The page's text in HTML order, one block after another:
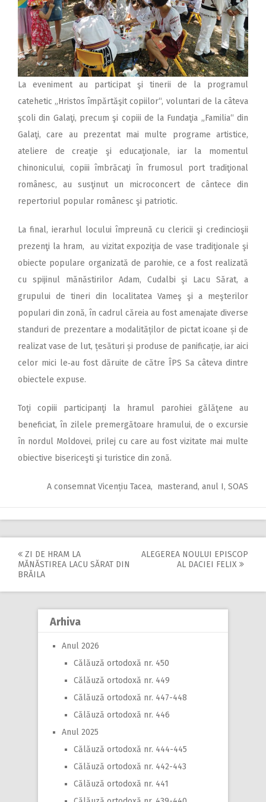
La eveniment au participat şi tinerii de la programul
catehetic „Hristos împărtăşit copiilor“, voluntari de la câteva
şcoli din Galaţi, precum şi copiii de la Fundaţia „Familia“ din
Galaţi, care au prezentat mai multe programe artistice,
ateliere de creaţie şi educaţionale, iar la momentul
chinonicului, copiii îmbrăcaţi în frumosul port tradiţional
românesc, au susţinut un microconcert de cântece din
repertoriul popular românesc şi patriotic.
La final, ierarhul locului împreună cu clericii şi credincioşii
prezenţi la hram, au vizitat expoziţia de vase tradiţionale şi
obiecte populare organizată de parohie, ce a fost realizată
cu spijinul mănăstirilor Adam, Cudalbi şi Lacu Sărat, a
grupului de tineri din localitatea Vameş şi a meşterilor
populari din zonă, în cadrul căreia au fost amenajate diverse
standuri de prezentare a modalităților de pictat icoane și de
realizat vase de lut, țesături și produse de panificație, iar aici
celor mici le‑au fost dăruite de către ÎPS Sa câteva dintre
obiectele expuse.
Toţi copiii participanţi la hramul parohiei gălăţene au
beneficiat, în zilele premergătoare hramului, de o excursie
în nordul Moldovei, prilej cu care au fost vizitate mai multe
obiective bisericeşti şi turistice din zonă.
A consemnat Vicențiu Tacea, masterand, anul I, SOAS
Post
navigation
ZI DE HRAM LA
MĂNĂSTIREA LACU SĂRAT DIN
BRĂILA
ALEGEREA NOULUI EPISCOP
AL DACIEI FELIX
Arhiva
Anul 2026
Călăuză ortodoxă nr. 450
Călăuză ortodoxă nr. 449
Călăuză ortodoxă nr. 447-448
Călăuză ortodoxă nr. 446
Anul 2025
Călăuză ortodoxă nr. 444-445
Călăuză ortodoxă nr. 442-443
Călăuză ortodoxă nr. 441